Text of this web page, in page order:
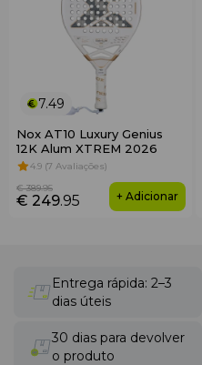
7.49
Nox AT10 Luxury Genius
12K Alum XTREM 2026
4.9 (7 Avaliações)
€ 249.95
€ 389.95
+ Adicionar
Entrega rápida: 2–3
dias úteis
30 dias para devolver
o produto